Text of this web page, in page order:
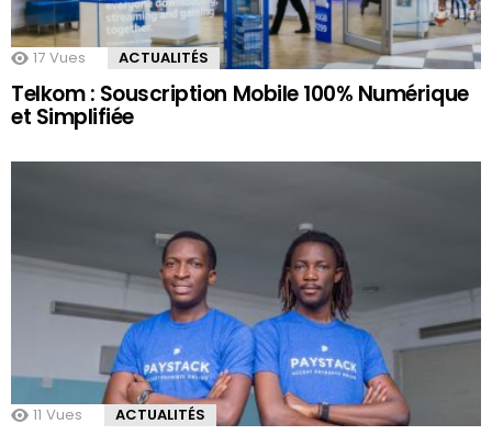
17 Vues ACTUALITÉS
Telkom : Souscription Mobile 100% Numérique
et Simplifiée
11 Vues ACTUALITÉS